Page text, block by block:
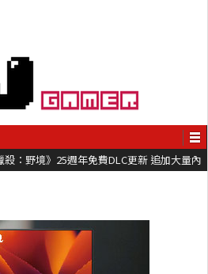
殺：野境》25週年免費DLC更新 追加大量內
價折扣